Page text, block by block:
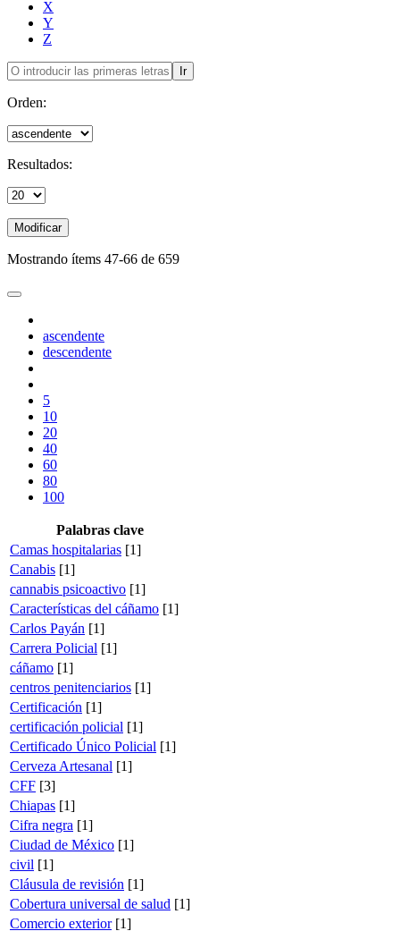
X
Y
Z
Ir
Orden:
Resultados:
Modificar
Mostrando ítems 47-66 de 659
ascendente
descendente
5
10
20
40
60
80
100
Palabras clave
Camas hospitalarias [1]
Canabis [1]
cannabis psicoactivo [1]
Características del cáñamo [1]
Carlos Payán [1]
Carrera Policial [1]
cáñamo [1]
centros penitenciarios [1]
Certificación [1]
certificación policial [1]
Certificado Único Policial [1]
Cerveza Artesanal [1]
CFF [3]
Chiapas [1]
Cifra negra [1]
Ciudad de México [1]
civil [1]
Cláusula de revisión [1]
Cobertura universal de salud [1]
Comercio exterior[1]